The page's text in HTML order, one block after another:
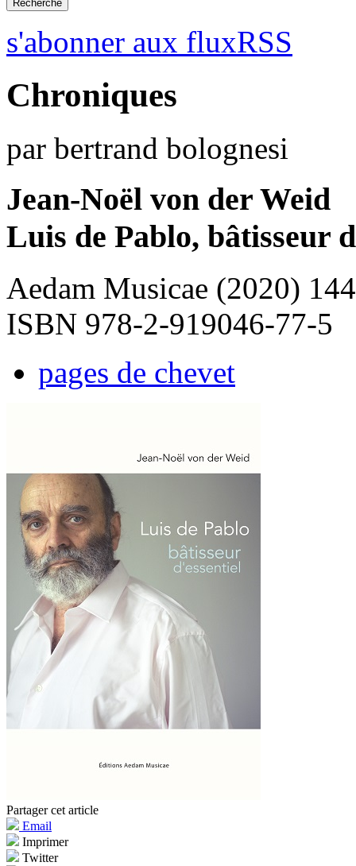
s'abonner aux fluxRSS
Chroniques
par bertrand bolognesi
Jean-Noël von der Weid
Luis de Pablo, bâtisseur
Aedam Musicae (2020)
ISBN 978-2-919046-77-5
pages de chevet
Partager cet article
Email
Imprimer
Twitter